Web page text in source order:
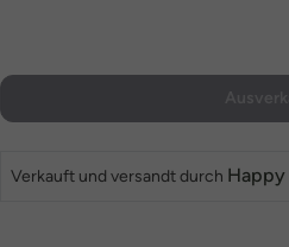
Verkauft und versandt durch Happy